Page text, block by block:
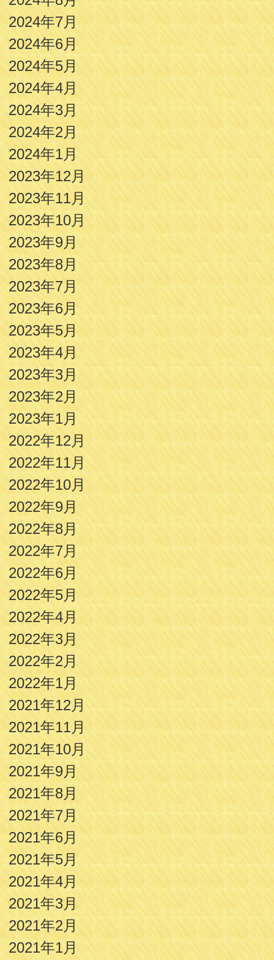
2024年7月
2024年6月
2024年5月
2024年4月
2024年3月
2024年2月
2024年1月
2023年12月
2023年11月
2023年10月
2023年9月
2023年8月
2023年7月
2023年6月
2023年5月
2023年4月
2023年3月
2023年2月
2023年1月
2022年12月
2022年11月
2022年10月
2022年9月
2022年8月
2022年7月
2022年6月
2022年5月
2022年4月
2022年3月
2022年2月
2022年1月
2021年12月
2021年11月
2021年10月
2021年9月
2021年8月
2021年7月
2021年6月
2021年5月
2021年4月
2021年3月
2021年2月
2021年1月